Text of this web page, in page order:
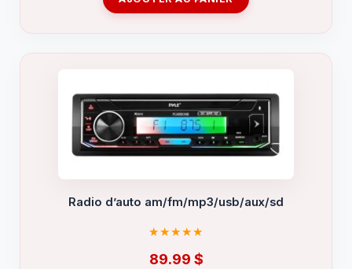
Radio d’auto am/fm/mp3/usb/aux/sd
89.99 $